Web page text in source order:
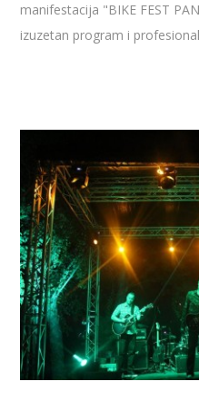
manifestacija "BIKE FEST
izuzetan program i